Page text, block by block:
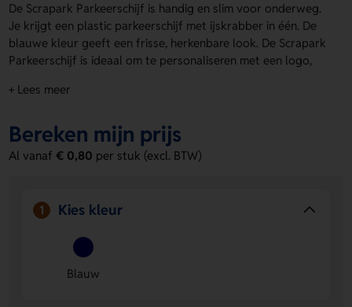
De Scrapark Parkeerschijf is handig en slim voor onderweg.
Je krijgt een plastic parkeerschijf met ijskrabber in één. De
blauwe kleur geeft een frisse, herkenbare look. De Scrapark
Parkeerschijf is ideaal om te personaliseren met een logo,
Voorzijde rechts en Achterzijde. Zo maak je hem helemaal
vraag een prijs op.
Voordelen van de Scrapark
Handig 2-in-1 ontwerp
parkeerschijf en ijskrabber in één.
Veel ruimte voor personalisatie
of eigen ontwerp plaatsen op Voorzijde links, Voorzijde
rechts of Achterzijde.
+ Lees meer
Bereken mijn prijs
Al vanaf€ 0,80 per stuk (excl. BTW)
1 Kies kleur
Blauw